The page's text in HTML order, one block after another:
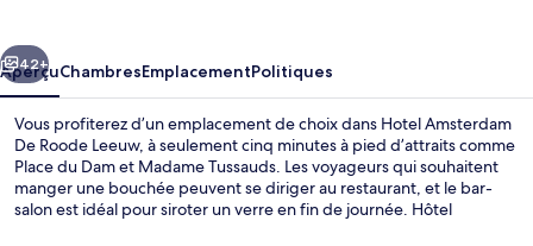
Roode
Leeuw
Suivant
42+
AperçuChambresEmplacementPolitiques
Vous profiterez d’un emplacement de choix dans Hotel Amsterdam
De Roode Leeuw, à seulement cinq minutes à pied d’attraits comme
Place du Dam et Madame Tussauds. Les voyageurs qui souhaitent
manger une bouchée peuvent se diriger au restaurant, et le bar-
salon est idéal pour siroter un verre en fin de journée. Hôtel